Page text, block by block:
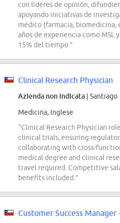
con líderes de opinión,
apoyando iniciativas de
médico (farmacia, biomedicina,
años de experiencia como MSL
15% del tiempo.”
Clinical Research Physician
Azienda non indicata | Santiago
Medicina, Inglese
“Clinical Research Physician
clinical trials, ensuring
collaborating with cross-
medical degree and clinical
travel required. Competitive
benefits included.”
Customer Success Manager